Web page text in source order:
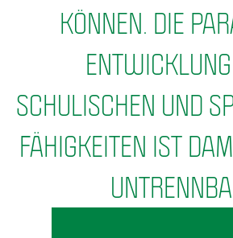
KÖNNEN. DIE
SCHULISCHEN UND
FÄHIGKEITEN IST